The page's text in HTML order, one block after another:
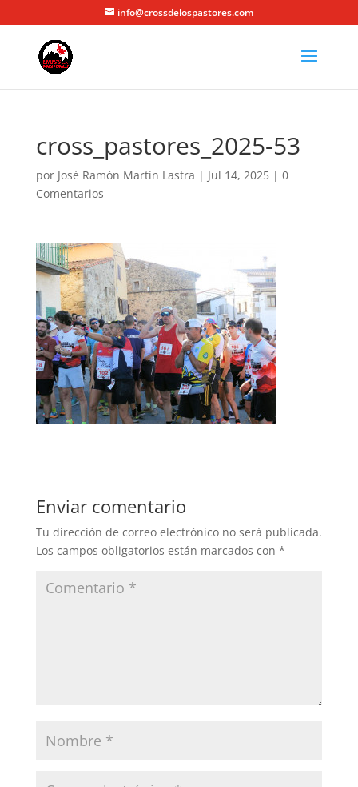
info@crossdelospastores.com
cross_pastores_2025-53
por José Ramón Martín Lastra | Jul 14, 2025| 0
Comentarios
Enviar comentario
Tu dirección de correo electrónico no será publicada.
Los campos obligatorios están marcados con *